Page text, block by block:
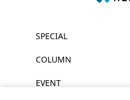
SPECIAL
COLUMN
EVENT